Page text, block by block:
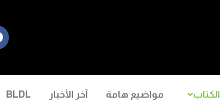
الكتاب مواضيع هامة آخر الأخبار BLDL